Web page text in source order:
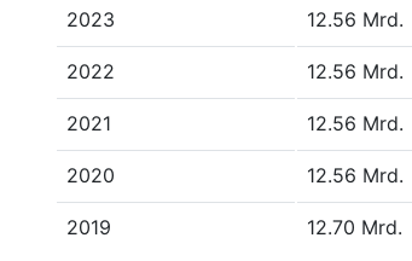
2023 12.56 Mrd.
2022 12.56 Mrd.
2021 12.56 Mrd.
2020 12.56 Mrd.
2019 12.70 Mrd.